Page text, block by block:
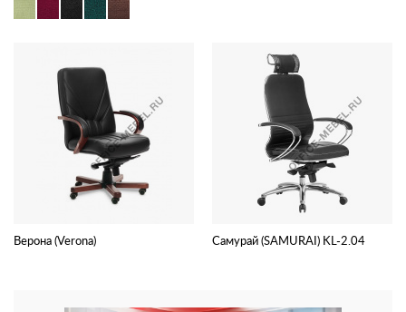
Верона (Verona) Самурай (SAMURAI) KL-2.04